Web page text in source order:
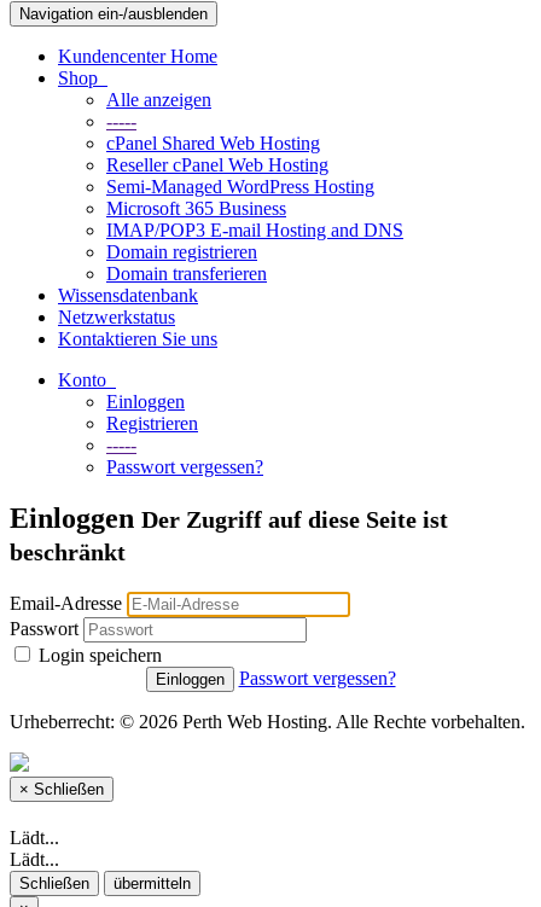
Navigation ein-/ausblenden
Kundencenter Home
Shop
Alle anzeigen
-----
cPanel Shared Web Hosting
Reseller cPanel Web Hosting
Semi-Managed WordPress Hosting
Microsoft 365 Business
IMAP/POP3 E-mail Hosting and DNS
Domain registrieren
Domain transferieren
Wissensdatenbank
Netzwerkstatus
Kontaktieren Sie uns
Konto
Einloggen
Registrieren
-----
Passwort vergessen?
Einloggen Der Zugriff auf diese Seite ist
beschränkt
Email-Adresse
Passwort
Login speichern
Passwort vergessen?
Urheberrecht: © 2026 Perth Web Hosting. Alle Rechte vorbehalten.
× Schließen
Lädt...
Lädt...
Schließen
übermitteln